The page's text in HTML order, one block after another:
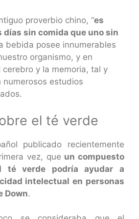
proverbio chino, “es
días sin comida que uno sin
bebida posee innumerables
organismo, y en
cerebro y la memoria, tal y
numerosos estudios
el té verde
publicado recientemente
vez, que un compuesto
té verde podría ayudar a
intelectual en personas
Down.